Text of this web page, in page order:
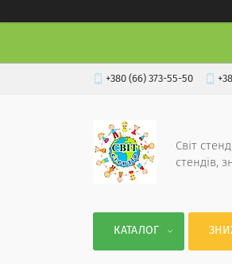
+380 (66) 373-55-50
Світ
стендів,
КАТАЛОГ